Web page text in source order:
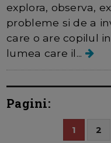
explora, observa,
probleme si de a
care o are copilul
lumea care il...
Pagini:
1 2